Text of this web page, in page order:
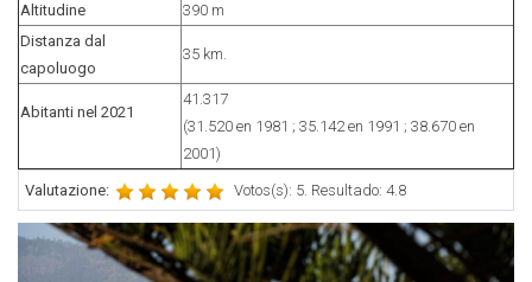
Altitudine
390 m
Distanza dal
capoluogo
35 km.
Abitanti nel 2021
41.317
(31.520 en 1981 ; 35.142 en 1991 ; 38.670 en
2001)
Valutazione: Votos(s): 5. Resultado: 4.8